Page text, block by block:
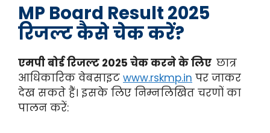
MP Board Result 2025
रिजल्ट कैसे चेक करें?
एमपी बोर्ड रिजल्ट 2025 चेक करने के लिए छात्र
आधिकारिक वेबसाइट www.rskmp.in पर जाकर
देख सकते हैं। इसके लिए निम्नलिखित चरणों का
पालन करें: